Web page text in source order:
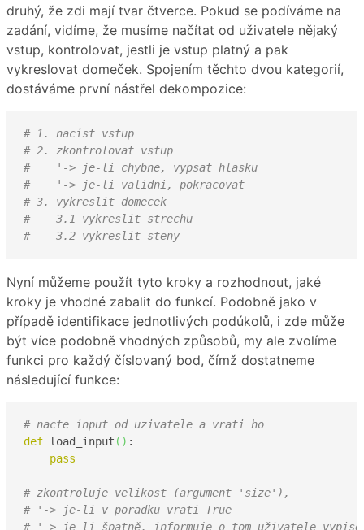
druhý, že zdi mají tvar čtverce. Pokud se podíváme na
zadání, vidíme, že musíme načítat od uživatele nějaký
vstup, kontrolovat, jestli je vstup platný a pak
vykreslovat domeček. Spojením těchto dvou kategorií,
dostáváme první nástřel dekompozice:
# 1. nacist vstup
# 2. zkontrolovat vstup
#    '-> je-li chybne, vypsat hlasku
#    '-> je-li validni, pokracovat
# 3. vykreslit domecek
#    3.1 vykreslit strechu
#    3.2 vykreslit steny
Nyní můžeme použít tyto kroky a rozhodnout, jaké
kroky je vhodné zabalit do funkcí. Podobně jako v
případě identifikace jednotlivých podúkolů, i zde může
být více podobně vhodných způsobů, my ale zvolíme
funkci pro každý číslovaný bod, čímž dostatneme
následující funkce:
# nacte input od uzivatele a vrati ho
def load_input ( ) :
pass
# zkontroluje velikost (argument 'size'),
# '-> je-li v poradku vrati True
# '-> je-li špatně, informuje o tom uživatele